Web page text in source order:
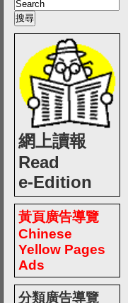
網上讀報
Read
e-Edition
黃頁廣告導覽
Chinese
Yellow Pages
Ads
分類廣告導覽